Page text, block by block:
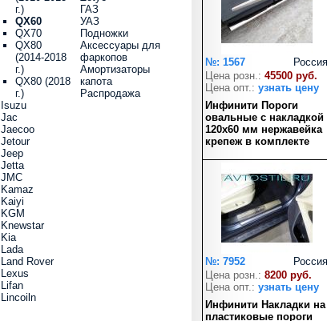
Россия
№: 1567
Цена розн.: 45500 руб.
Цена опт.: узнать цену
Инфинити Пороги
овальные с накладкой
120х60 мм нержавейка
крепеж в комплекте
Россия
№: 7952
Цена розн.: 8200 руб.
Цена опт.: узнать цену
Инфинити Накладки на
пластиковые пороги
г.)
QX60
QX70
QX80
(2014-2018
г.)
QX80 (2018
г.)
Isuzu
Jac
Jaecoo
Jetour
Jeep
Jetta
JMC
Kamaz
Kaiyi
KGM
Knewstar
Kia
Lada
Land Rover
Lexus
Lifan
Lincoiln
ГАЗ
УАЗ
Подножки
Аксессуары для
фаркопов
Амортизаторы
капота
Распродажа